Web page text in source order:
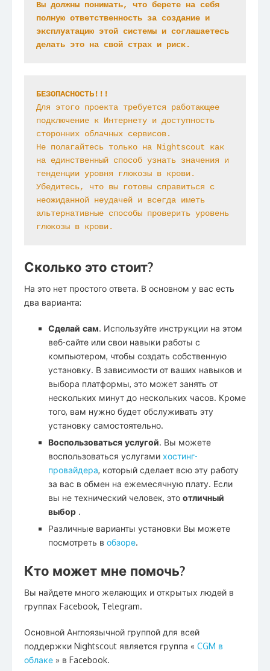
Вы должны понимать, что берете на себя
полную ответственность за создание и
эксплуатацию этой системы и соглашаетесь
делать это на свой страх и риск.
БЕЗОПАСНОСТЬ!!!
Для этого проекта требуется работающее
подключение к Интернету и доступность
сторонних облачных сервисов.
Не полагайтесь только на Nightscout как
на единственный способ узнать значения и
тенденции уровня глюкозы в крови.
Убедитесь, что вы готовы справиться с
неожиданной неудачей и всегда иметь
альтернативные способы проверить уровень
глюкозы в крови.
Сколько это стоит?
На это нет простого ответа. В основном у вас есть
два варианта:
Сделай сам. Используйте инструкции на этом
веб-сайте или свои навыки работы с
компьютером, чтобы создать собственную
установку. В зависимости от ваших навыков и
выбора платформы, это может занять от
нескольких минут до нескольких часов. Кроме
того, вам нужно будет обслуживать эту
установку самостоятельно.
Воспользоваться услугой. Вы можете
воспользоваться услугами хостинг-
провайдера, который сделает всю эту работу
за вас в обмен на ежемесячную плату. Если
вы не технический человек, это отличный
выбор .
Различные варианты установки Вы можете
посмотреть в обзоре.
Кто может мне помочь?
Вы найдете много желающих и открытых людей в
группах Facebook, Telegram.
Основной Англоязычной группой для всей
поддержки Nightscout является группа « CGM в
облаке » в Facebook.